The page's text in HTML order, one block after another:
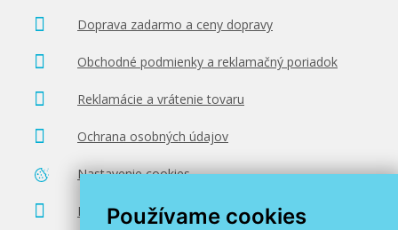
Používame cookies
Doprava zadarmo a ceny dopravy
Obchodné podmienky a reklamačný poriadok
Reklamácie a vrátenie tovaru
Ochrana osobných údajov
Nastavenie cookies
Poradenstvo zadarmo